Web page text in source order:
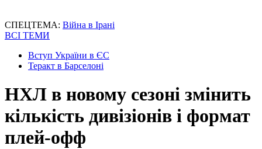
СПЕЦТЕМА: Війна в Ірані
ВСІ ТЕМИ
Вступ України в ЄС
Теракт в Барселоні
НХЛ в новому сезоні змінить
кількість дивізіонів і формат
плей-офф